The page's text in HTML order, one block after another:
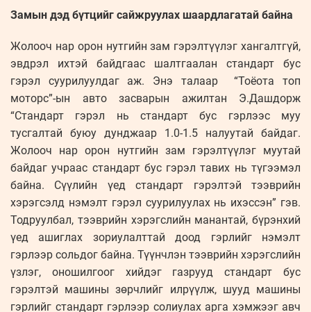
Замын дэд бүтцийг сайжруулах шаардлагатай байна
Жолооч нар орон нутгийн зам гэрэлтүүлэг хангалтгүй,
эвдрэл ихтэй байдгаас шалтгаалан стандарт бус
гэрэл суурилуулдаг аж. Энэ талаар “Тоёота топ
моторс”-ын авто засварын ажилтан Э.Дашдорж
“Стандарт гэрэл нь стандарт бус гэрлээс муу
тусгалтай буюу дунджаар 1.0-1.5 налуутай байдаг.
Жолооч нар орон нутгийн зам гэрэлтүүлэг муутай
байдаг учраас стандарт бус гэрэл тавих нь түгээмэл
байна. Сүүлийн үед стандарт гэрэлтэй тээврийн
хэрэгсэлд нэмэлт гэрэл суурилуулах нь ихэссэн” гэв.
Тодруулбал, тээврийн хэрэгслийн манантай, бүрэнхий
үед ашиглах зориулалттай доод гэрлийг нэмэлт
гэрлээр сольдог байна. Түүнчлэн тээврийн хэрэгслийн
үзлэг, оношилгоог хийдэг газрууд стандарт бус
гэрэлтэй машины зөрчлийг илрүүлж, шууд машины
гэрлийг стандарт гэрлээр солиулах арга хэмжээг авч